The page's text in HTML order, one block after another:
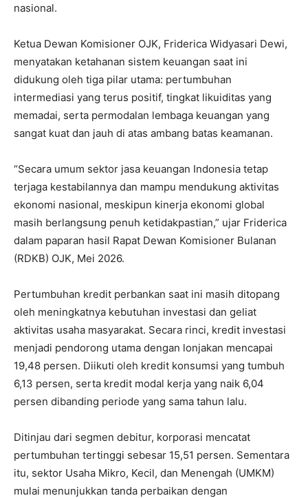
nasional.
Ketua Dewan Komisioner OJK, Friderica Widyasari Dewi,
menyatakan ketahanan sistem keuangan saat ini
didukung oleh tiga pilar utama: pertumbuhan
intermediasi yang terus positif, tingkat likuiditas yang
memadai, serta permodalan lembaga keuangan yang
sangat kuat dan jauh di atas ambang batas keamanan.
“Secara umum sektor jasa keuangan Indonesia tetap
terjaga kestabilannya dan mampu mendukung aktivitas
ekonomi nasional, meskipun kinerja ekonomi global
masih berlangsung penuh ketidakpastian,” ujar Friderica
dalam paparan hasil Rapat Dewan Komisioner Bulanan
(RDKB) OJK, Mei 2026.
Pertumbuhan kredit perbankan saat ini masih ditopang
oleh meningkatnya kebutuhan investasi dan geliat
aktivitas usaha masyarakat. Secara rinci, kredit investasi
menjadi pendorong utama dengan lonjakan mencapai
19,48 persen. Diikuti oleh kredit konsumsi yang tumbuh
6,13 persen, serta kredit modal kerja yang naik 6,04
persen dibanding periode yang sama tahun lalu.
Ditinjau dari segmen debitur, korporasi mencatat
pertumbuhan tertinggi sebesar 15,51 persen. Sementara
itu, sektor Usaha Mikro, Kecil, dan Menengah (UMKM)
mulai menunjukkan tanda perbaikan dengan